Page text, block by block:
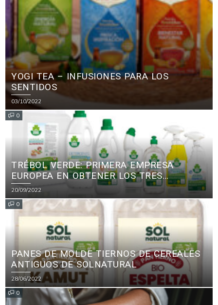
YOGI TEA – INFUSIONES PARA LOS
SENTIDOS
03/10/2022
0
TRÉBOL VERDE: PRIMERA EMPRESA
EUROPEA EN OBTENER LOS TRES
PRINCIPALES CERTIFICADOS ECOLÓGICOS
PARA PRODUCTOS DE LIMPIEZA
20/09/2022
0
PANES DE MOLDE TIERNOS DE CEREALES
ANTIGUOS DE SOLNATURAL
28/06/2022
0